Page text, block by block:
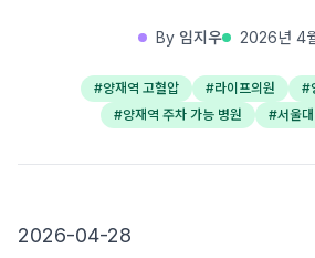
By 임지우 2026년 4
#양재역 고혈압 #라이프의원 #
#양재역 주차 가능 병원 #서울
2026-04-28